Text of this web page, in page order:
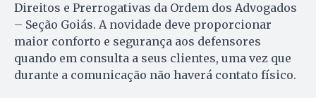
Direitos e Prerrogativas da Ordem dos Advogados
– Seção Goiás. A novidade deve proporcionar
maior conforto e segurança aos defensores
quando em consulta a seus clientes, uma vez que
durante a comunicação não haverá contato físico.